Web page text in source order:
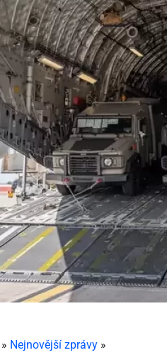
» Nejnovější zprávy »